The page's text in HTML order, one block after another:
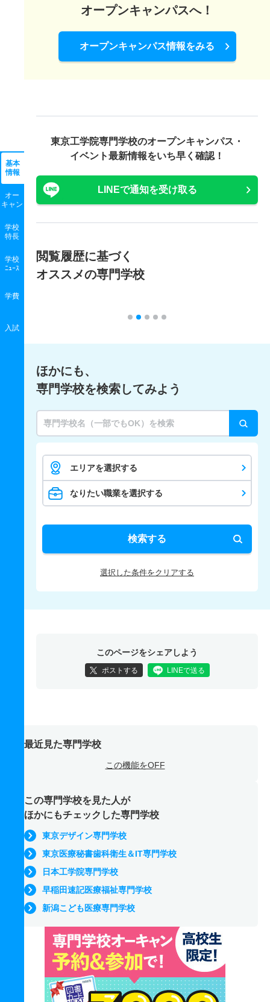
基本
情報
オー
キャン
学校
特長
学校
ﾆｭｰｽ
学費
入試
オープンキャンパスへ！
オープンキャンパス情報をみる
東京工学院専門学校のオープンキャンパス・
イベント最新情報をいち早く確認！
LINEで通知を受け取る
閲覧履歴に基づく
オススメの専門学校
ほかにも、
専門学校を検索してみよう
エリアを選択する
なりたい職業を選択する
検索する
選択した条件をクリアする
このページをシェアしよう
ポストする LINEで送る
最近見た専門学校
この機能をOFF
この専門学校を見た人が
ほかにもチェックした専門学校
東京デザイン専門学校
東京医療秘書歯科衛生＆IT専門学校
日本工学院専門学校
早稲田速記医療福祉専門学校
新潟こども医療専門学校